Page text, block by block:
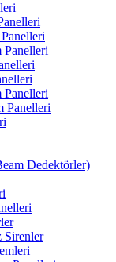
Panelleri
Panelleri
Panelleri
Dedektörler)
Sirenler